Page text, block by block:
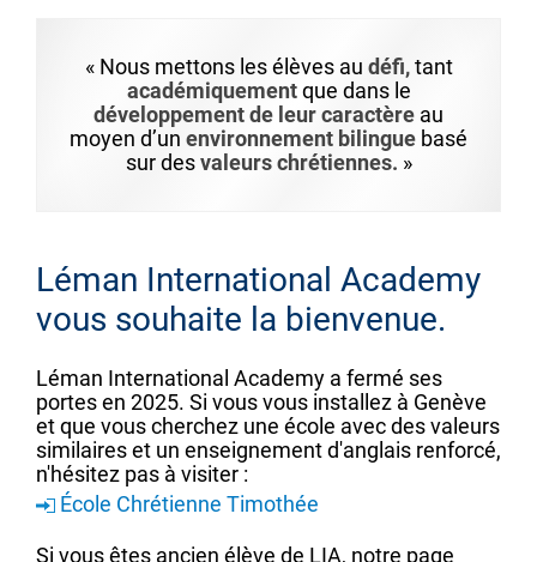
« Nous mettons les élèves au défi,tant
académiquementque dans le
développement de leur caractère au
moyen d’un environnement bilingue basé
sur des valeurs chrétiennes. »
Léman International Academy
vous souhaite la bienvenue.
Léman International Academy a fermé ses
portes en 2025. Si vous vous installez à Genève
et que vous cherchez une école avec des valeurs
similaires et un enseignement d'anglais renforcé,
n'hésitez pas à visiter :
École Chrétienne Timothée
Si vous êtes ancien élève de LIA, notre page